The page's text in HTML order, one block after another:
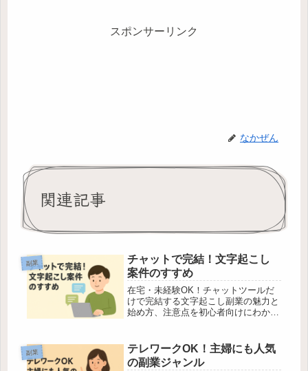
スポンサーリンク
なかぜん
関連記事
副業
チャットで完結！文字起こし
案件のすすめ
在宅・未経験OK！チャットツールだ
けで完結する文字起こし副業の魅力と
始め方、注意点を初心者向けにわかり
副業
テレワークOK！主婦にも人気
の副業ジャンル